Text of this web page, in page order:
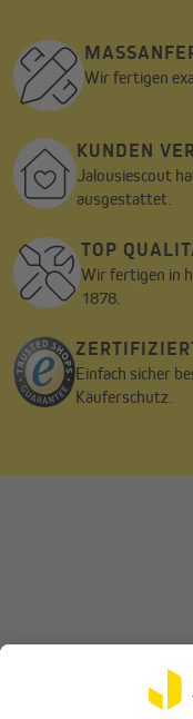
Wir fertigen
KUNDEN
Jalousiescout
ausgestattet.
TOP
Wir fertigen in
1878.
Einfach sicher
Käuferschutz.